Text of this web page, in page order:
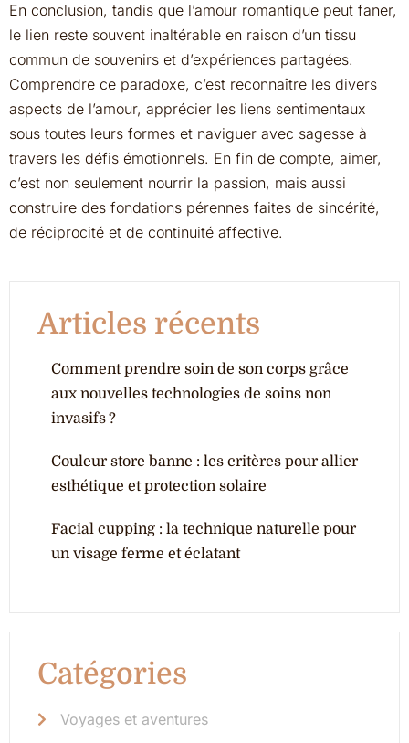
En conclusion, tandis que l’amour romantique peut faner,
le lien reste souvent inaltérable en raison d’un tissu
commun de souvenirs et d’expériences partagées.
Comprendre ce paradoxe, c’est reconnaître les divers
aspects de l’amour, apprécier les liens sentimentaux
sous toutes leurs formes et naviguer avec sagesse à
travers les défis émotionnels. En fin de compte, aimer,
c’est non seulement nourrir la passion, mais aussi
construire des fondations pérennes faites de sincérité,
de réciprocité et de continuité affective.
Articles récents
Comment prendre soin de son corps grâce
aux nouvelles technologies de soins non
invasifs ?
Couleur store banne : les critères pour allier
esthétique et protection solaire
Facial cupping : la technique naturelle pour
un visage ferme et éclatant
Catégories
Voyages et aventures